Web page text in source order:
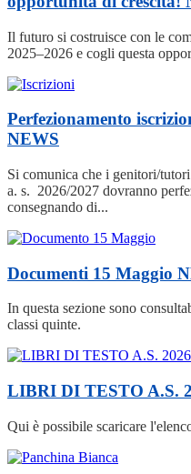
Il futuro si costruisce con le
2025–2026 e cogli questa
Perfezionamento
NEWS
Si comunica che i genitori/
a. s. 2026/2027 dovranno
consegnando di...
Documenti 15 Maggio
In questa sezione sono
classi quinte.
LIBRI DI TESTO A.S.
Qui è possibile scaricare